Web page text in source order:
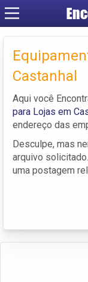
Castanhal
Aqui você
para Lojas em
endereço das
Desculpe, mas
arquivo
uma postagem